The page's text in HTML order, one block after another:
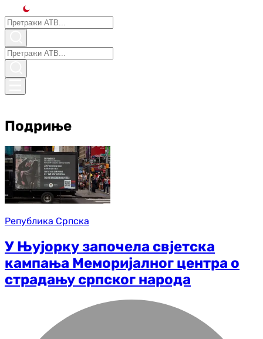
Подриње
Република Српска
У Њујорку започела свјетска
кампања Меморијалног центра о
страдању српског народа